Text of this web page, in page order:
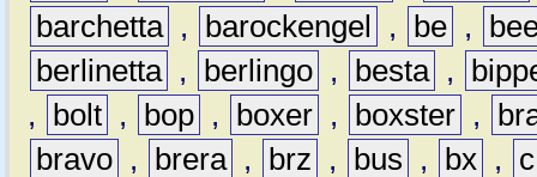
barchetta , barockengel , be ,
berlinetta , berlingo , besta ,
,
bolt , bop , boxer , boxster ,
bravo , brera , brz , bus , bx ,
c